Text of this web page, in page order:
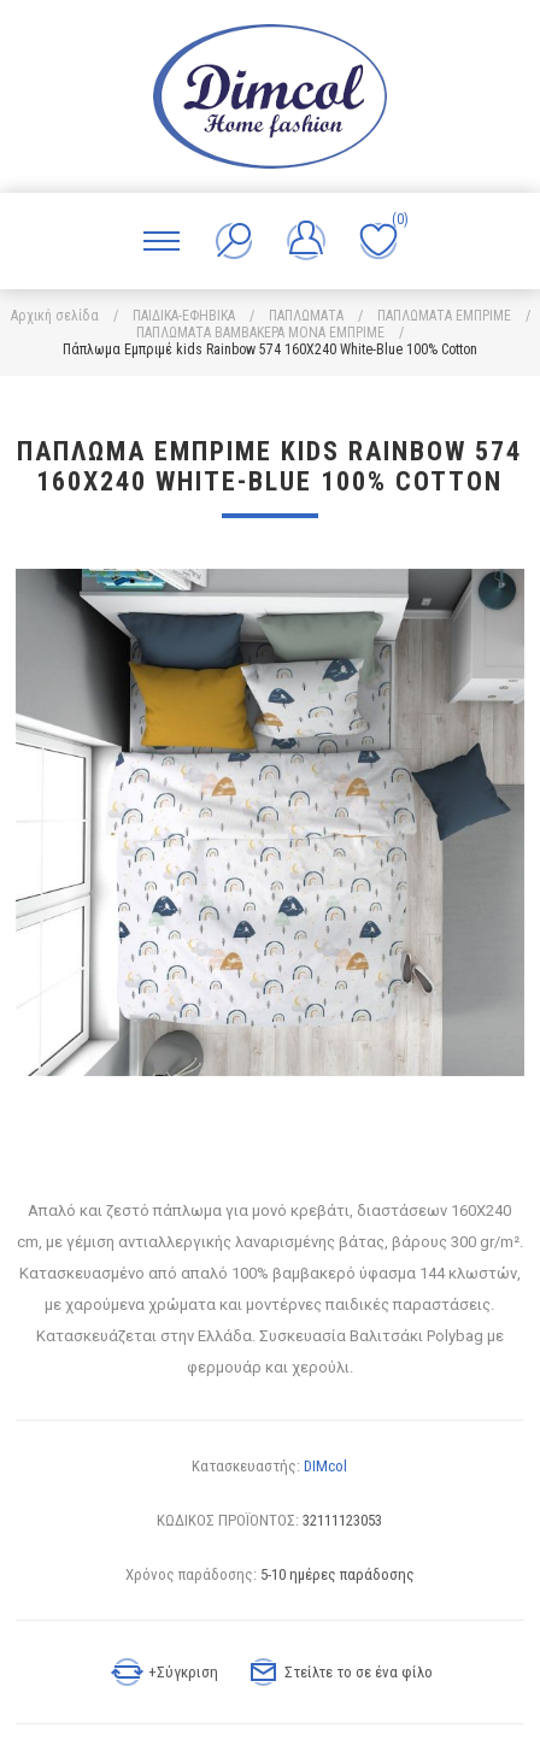
(0)
Αρχική σελίδα / ΠΑΙΔΙΚΑ-ΕΦΗΒΙΚΑ / ΠΑΠΛΩΜΑΤΑ / ΠΑΠΛΩΜΑΤΑ ΕΜΠΡΙΜΕ
/
ΠΑΠΛΩΜΑΤΑ ΒΑΜΒΑΚΕΡΑ ΜΟΝΑ ΕΜΠΡΙΜΕ
/
Πάπλωμα Εμπριμέ kids Rainbow 574 160X240 White-Blue 100% Cotton
ΠΆΠΛΩΜΑ ΕΜΠΡΙΜΈ KIDS RAINBOW 574
160X240 WHITE-BLUE 100% COTTON
Απαλό και ζεστό πάπλωμα για μονό κρεβάτι, διαστάσεων 160X240
cm, με γέμιση αντιαλλεργικής λαναρισμένης βάτας, βάρους 300 gr/m².
Κατασκευασμένο από απαλό 100% βαμβακερό ύφασμα 144 κλωστών,
με χαρούμενα χρώματα και μοντέρνες παιδικές παραστάσεις.
Κατασκευάζεται στην Ελλάδα. Συσκευασία Βαλιτσάκι Polybag με
φερμουάρ και χερούλι.
Κατασκευαστής: DIMcol
ΚΩΔΙΚΟΣ ΠΡΟΪΟΝΤΟΣ: 32111123053
Χρόνος παράδοσης: 5-10 ημέρες παράδοσης
+Σύγκριση Στείλτε το σε ένα φίλο